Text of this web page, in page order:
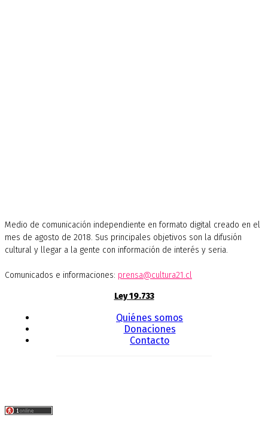
Medio de comunicación independiente en formato digital creado en el
mes de agosto de 2018. Sus principales objetivos son la difusión
cultural y llegar a la gente con información de interés y seria.
Comunicados e informaciones: prensa@cultura21.cl
Ley 19.733
Quiénes somos
Donaciones
Contacto